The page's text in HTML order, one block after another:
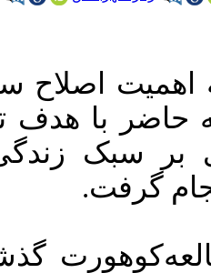
سبک زندگی
تعیین پیامد
و روش
نگر بر